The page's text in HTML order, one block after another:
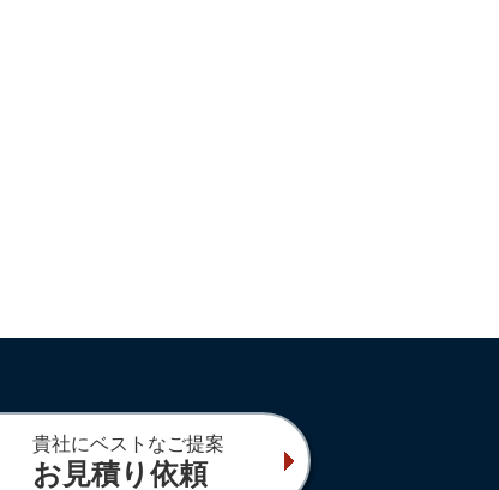
貴社にベストなご提案
お見積り依頼